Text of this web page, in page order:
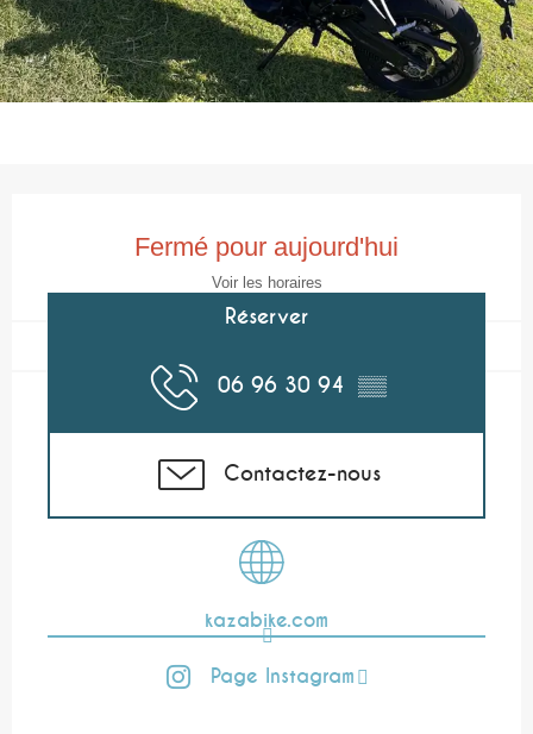
Fermé pour aujourd'hui
Voir les horaires
Réserver
06 96 30 94 ▒▒
Contactez-nous
kazabike.com
Page Instagram